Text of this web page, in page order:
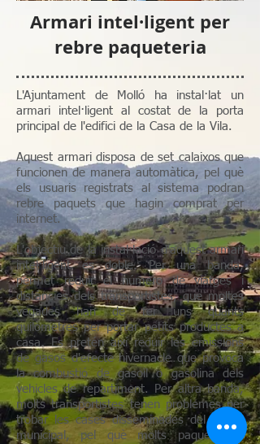
Armari intel·ligent per
rebre paqueteria
L'Ajuntament de Molló ha instal·lat un
armari intel·ligent al costat de la porta
principal de l'edifici de la Casa de la Vila.
Aquest armari disposa de set calaixos que
funcionen de manera automàtica, pel què
els usuaris registrats al sistema podran
rebre paquets que hagin comprat per
internet.
L'objectiu de la instal·lació d'aquest armari
intel·ligent és doble. Per una banda,
permet reduir el número de viatges i
distàncies dels transportistes, que moltes
vegades han de fer uns quants
quilòmetres per portar petits productes a
casa. Es pretén així reduir les emissions
de gasos d'efecte hivernacle que provoca
la combustió de gasoil o gasolina dels
vehicles de repartiment. Per altra banda,
molts transportistes tenen problemes per
trobar les cases disseminades del terme
municipal, pel què molts paquets no